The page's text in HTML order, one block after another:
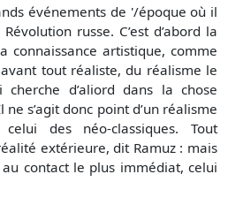
événements de '/époque où il
russe. C’est d’abord la
connaissance artistique, comme
tout réaliste, du réalisme le
d’aliord dans la chose
s’agit donc point d’un réalisme
des néo-classiques. Tout
extérieure, dit Ramuz : mais
contact le plus immédiat, celui